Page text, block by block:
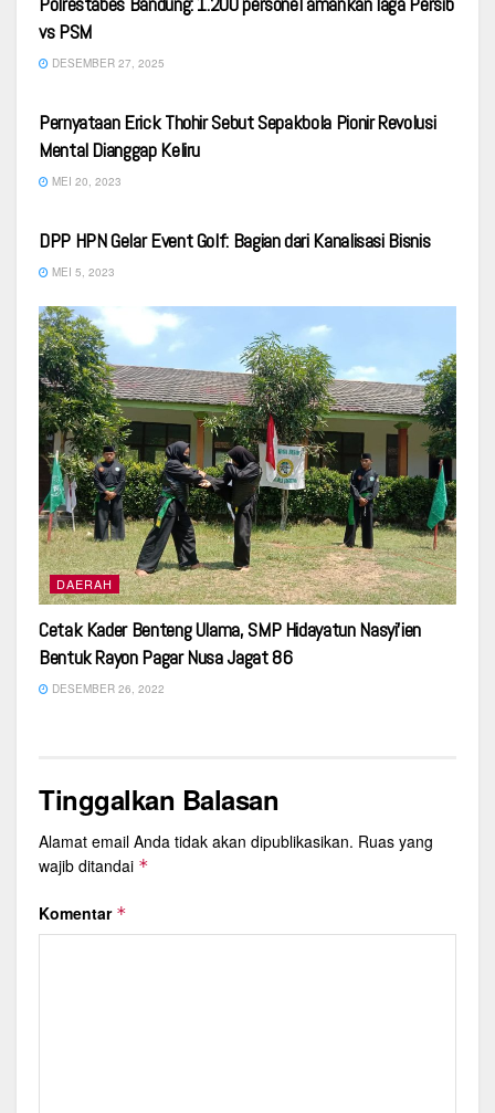
vs PSM
DESEMBER 27, 2025
Pernyataan Erick Thohir Sebut Sepakbola Pionir Revolusi
Mental Dianggap Keliru
MEI 20, 2023
DPP HPN Gelar Event Golf: Bagian dari Kanalisasi Bisnis
MEI 5, 2023
DAERAH
Cetak Kader Benteng Ulama, SMP Hidayatun Nasyi’ien
Bentuk Rayon Pagar Nusa Jagat 86
DESEMBER 26, 2022
Tinggalkan Balasan
Alamat email Anda tidak akan dipublikasikan. Ruas yang
wajib ditandai *
Komentar *